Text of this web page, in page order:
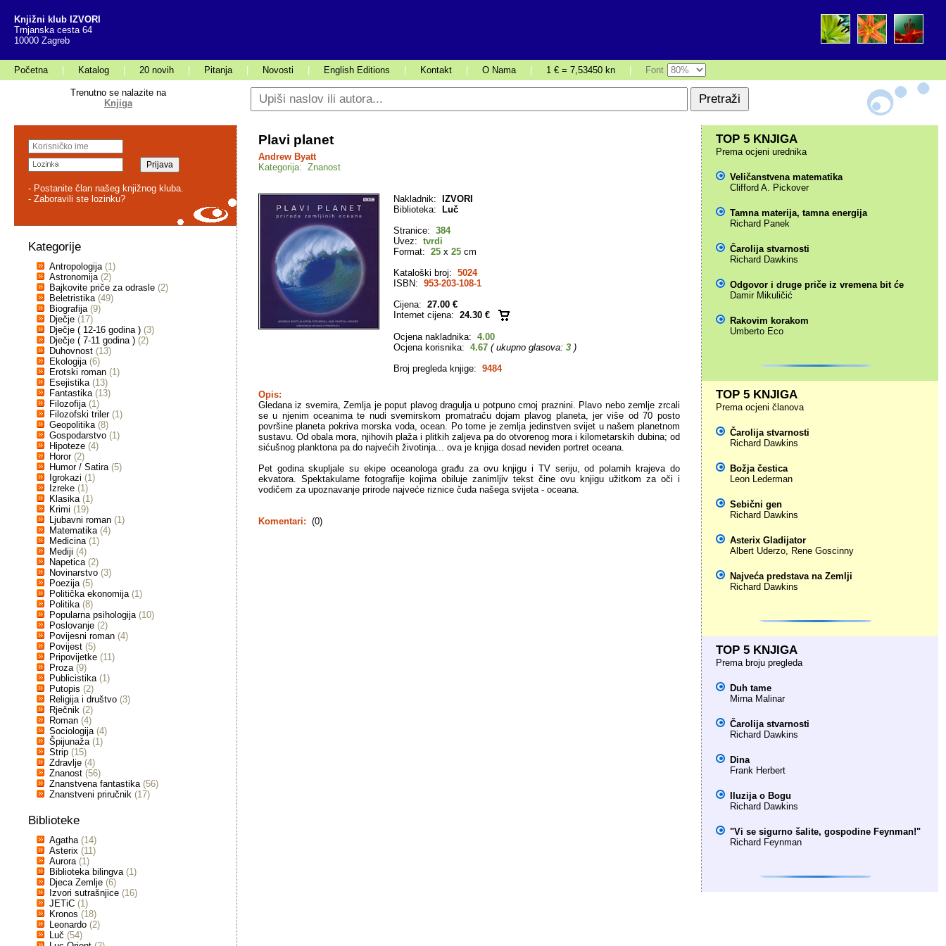
Knjižni klub IZVORI
Trnjanska cesta 64
10000 Zagreb
Početna Katalog 20 novih Pitanja Novosti English Editions Kontakt O Nama 1 € = 7,53450 kn Font
Trenutno se nalazite na
Knjiga
- Postanite član našeg knjižnog kluba.
- Zaboravili ste lozinku?
Kategorije
Antropologija (1)
Astronomija (2)
Bajkovite priče za odrasle (2)
Beletristika (49)
Biografija (9)
Dječje (17)
Dječje ( 12-16 godina ) (3)
Dječje ( 7-11 godina ) (2)
Duhovnost (13)
Ekologija (6)
Erotski roman (1)
Esejistika (13)
Fantastika (13)
Filozofija (1)
Filozofski triler (1)
Geopolitika (8)
Gospodarstvo (1)
Hipoteze (4)
Horor (2)
Humor / Satira (5)
Igrokazi (1)
Izreke (1)
Klasika (1)
Krimi (19)
Ljubavni roman (1)
Matematika (4)
Medicina (1)
Mediji (4)
Napetica (2)
Novinarstvo (3)
Poezija (5)
Politička ekonomija (1)
Politika (8)
Popularna psihologija (10)
Poslovanje (2)
Povijesni roman (4)
Povijest (5)
Pripovijetke (11)
Proza (9)
Publicistika (1)
Putopis (2)
Religija i društvo (3)
Rječnik (2)
Roman (4)
Sociologija (4)
Špijunaža (1)
Strip (15)
Zdravlje (4)
Znanost (56)
Znanstvena fantastika (56)
Znanstveni priručnik (17)
Biblioteke
Agatha (14)
Asterix (11)
Aurora (1)
Biblioteka bilingva (1)
Djeca Zemlje (6)
Izvori sutrašnjice (16)
JETiC (1)
Kronos (18)
Leonardo (2)
Luč (54)
Plavi planet
Andrew Byatt
Kategorija: Znanost
Nakladnik:
IZVORI
Biblioteka:
Luč
Stranice: 384
Uvez: tvrdi
Format: 25 x 25 cm
Kataloški broj: 5024
ISBN: 953-203-108-1
Cijena: 27.00 €
Internet cijena: 24.30 €
Ocjena nakladnika: 4.00
Ocjena korisnika: 4.67 ( ukupno glasova: 3 )
Broj pregleda knjige: 9484
Opis:
Gledana iz svemira, Zemlja je poput plavog dragulja u potpuno crnoj praznini. Plavo nebo zemlje zrcali
se u njenim oceanima te nudi svemirskom promatraču dojam plavog planeta, jer više od 70 posto
površine planeta pokriva morska voda, ocean. Po tome je zemlja jedinstven svijet u našem planetnom
sustavu. Od obala mora, njihovih plaža i plitkih zaljeva pa do otvorenog mora i kilometarskih dubina; od
sićušnog planktona pa do najvećih životinja... ova je knjiga dosad neviđen portret oceana.
Pet godina skupljale su ekipe oceanologa građu za ovu knjigu i TV seriju, od polarnih krajeva do
ekvatora. Spektakularne fotografije kojima obiluje zanimljiv tekst čine ovu knjigu užitkom za oči i
vodičem za upoznavanje prirode najveće riznice čuda našega svijeta - oceana.
Komentari: (0)
TOP 5 KNJIGA
Prema ocjeni urednika
Veličanstvena matematika
Clifford A. Pickover
Tamna materija, tamna energija
Richard Panek
Čarolija stvarnosti
Richard Dawkins
Odgovor i druge priče iz vremena bit će
Damir Mikuličić
Rakovim korakom
Umberto Eco
TOP 5 KNJIGA
Prema ocjeni članova
Čarolija stvarnosti
Richard Dawkins
Božja čestica
Leon Lederman
Sebični gen
Richard Dawkins
Asterix Gladijator
Albert Uderzo, Rene Goscinny
Najveća predstava na Zemlji
Richard Dawkins
TOP 5 KNJIGA
Prema broju pregleda
Duh tame
Mirna Malinar
Čarolija stvarnosti
Richard Dawkins
Dina
Frank Herbert
Iluzija o Bogu
Richard Dawkins
"Vi se sigurno šalite, gospodine Feynman!"
Richard Feynman